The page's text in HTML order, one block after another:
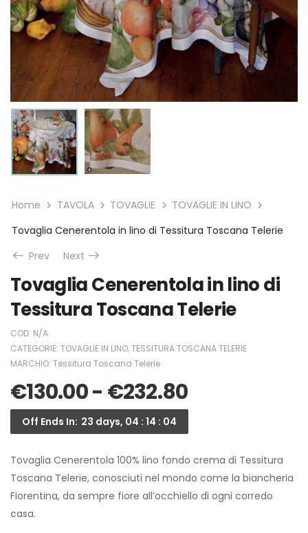
Home TAVOLA TOVAGLIE
TOVAGLIE IN LINO
Tovaglia Cenerentola in lino di Tessitura Toscana Telerie
Prev
Next
Tovaglia Cenerentola in lino di
Tessitura Toscana Telerie
COD: N/A
CATEGORIE: TOVAGLIE IN LINO,TESSITURA TOSCANA TELERIE
MARCHIO: Tessitura Toscana Telerie
€130.00- €232.80
Off Ends In: 23 days, 04 : 14 : 04
Tovaglia Cenerentola 100% lino fondo crema di Tessitura
Toscana Telerie, conosciuti nel mondo come la biancheria
Fiorentina, da sempre fiore all’occhiello di ogni corredo
casa.